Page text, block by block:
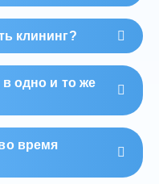
клининг?
в одно и то же
время